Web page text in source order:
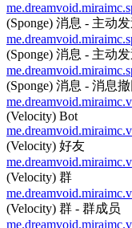
(Sponge) 消息 - 主动
(Sponge) 消息 - 主动
(Sponge) 消息 - 消息撤
(Velocity) Bot
(Velocity) 好友
(Velocity) 群
(Velocity) 群 - 群成员